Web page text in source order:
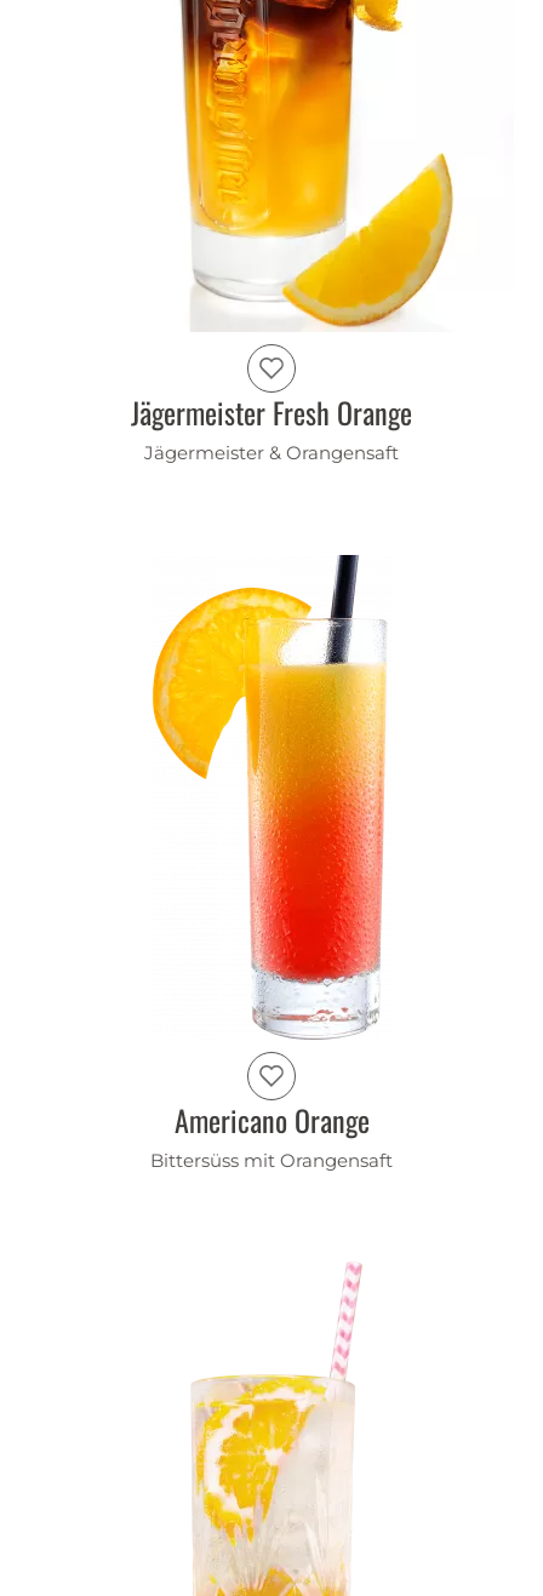
Jägermeister Fresh Orange
Jägermeister & Orangensaft
Americano Orange
Bittersüss mit Orangensaft